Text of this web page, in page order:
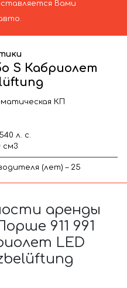
Вами
S Кабриолет
КП
л. с.
см3
(лет) – 25
аренды
911 991
LED